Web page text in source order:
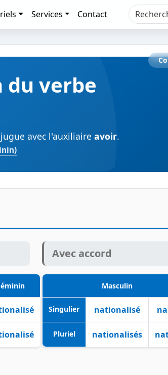
Services Contact
du verbe
avec l'auxiliaire avoir.
Avec accord
Masculin
Singulier nationalisé
Pluriel nationalisés